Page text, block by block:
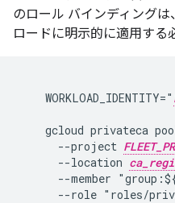
のロール バインディング
ロードに明示的に適用する
    WORKLOAD_IDENTITY="
gcloud privateca
      --project
      --location
--member
--role "roles/